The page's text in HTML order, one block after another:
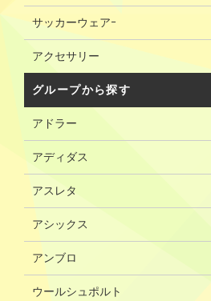
サッカーウェアｰ
アクセサリー
グループから探す
アドラー
アディダス
アスレタ
アシックス
アンブロ
ウールシュポルト